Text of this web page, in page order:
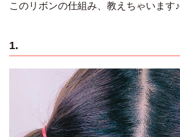
このリボンの仕組み、教えちゃいます♪
1.